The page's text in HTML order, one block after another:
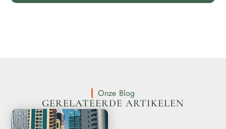
Onze Blog
GERELATEERDE ARTIKELEN